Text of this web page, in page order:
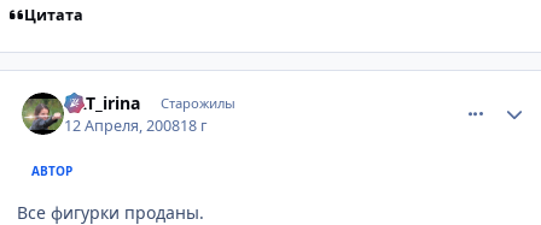
Цитата
KAT_irina Старожилы
12 Апреля, 200818 г
АВТОР
Все фигурки проданы.